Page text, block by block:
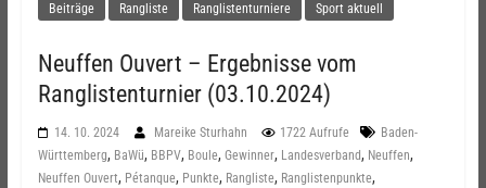
Beiträge Rangliste Ranglistenturniere Sport aktuell
Neuffen Ouvert – Ergebnisse vom
Ranglistenturnier (03.10.2024)
14. 10. 2024 Mareike Sturhahn 1722 Aufrufe
Baden-
Württemberg, BaWü, BBPV, Boule, Gewinner, Landesverband, Neuffen,
Neuffen Ouvert, Pétanque, Punkte, Rangliste, Ranglistenpunkte,